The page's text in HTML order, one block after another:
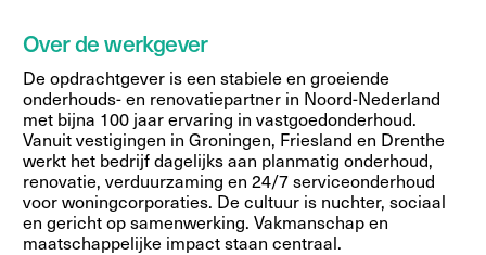
Over de werkgever
De opdrachtgever is een stabiele en groeiende
onderhouds- en renovatiepartner in Noord-Nederland
met bijna 100 jaar ervaring in vastgoedonderhoud.
Vanuit vestigingen in Groningen, Friesland en Drenthe
werkt het bedrijf dagelijks aan planmatig onderhoud,
renovatie, verduurzaming en 24/7 serviceonderhoud
voor woningcorporaties. De cultuur is nuchter, sociaal
en gericht op samenwerking. Vakmanschap en
maatschappelijke impact staan centraal.